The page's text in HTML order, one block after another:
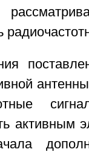
активным